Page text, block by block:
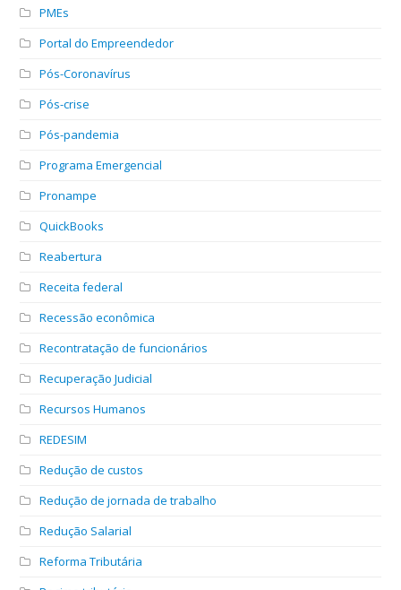
PMEs
Portal do Empreendedor
Pós-Coronavírus
Pós-crise
Pós-pandemia
Programa Emergencial
Pronampe
QuickBooks
Reabertura
Receita federal
Recessão econômica
Recontratação de funcionários
Recuperação Judicial
Recursos Humanos
REDESIM
Redução de custos
Redução de jornada de trabalho
Redução Salarial
Reforma Tributária